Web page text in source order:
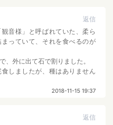
返信
音様」と呼ばれていた、柔ら
っていて、それを食べるのが
、外に出て石で割りました。
しましたが、種はありません
2018-11-15 19:37
返信